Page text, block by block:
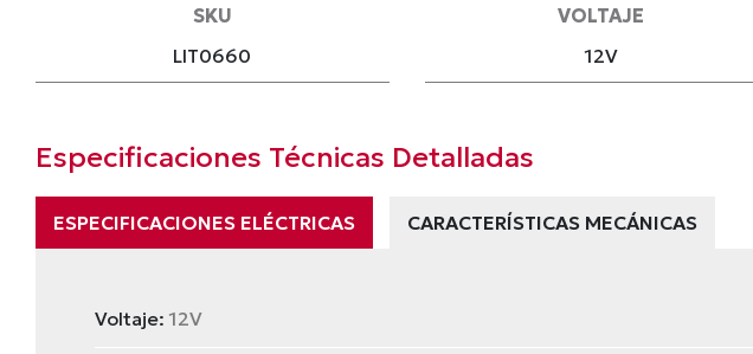
SKU
LIT0660
VOLTAJE
12V
Especificaciones Técnicas Detalladas
ESPECIFICACIONES ELÉCTRICAS CARACTERÍSTICAS MECÁNICAS
Voltaje: 12V